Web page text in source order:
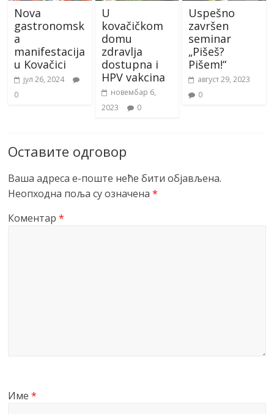
Nova
gastronomsk
a
manifestacija
u Kovačici
јул 26, 2024
0
U
kovačičkom
domu
zdravlja
dostupna i
HPV vakcina
новембар 6,
2023
0
Uspešno
završen
seminar
„Pišeš?
Pišem!“
август 29, 2023
0
Оставите одговор
Ваша адреса е-поште неће бити објављена.
Неопходна поља су означена*
Коментар*
Име*